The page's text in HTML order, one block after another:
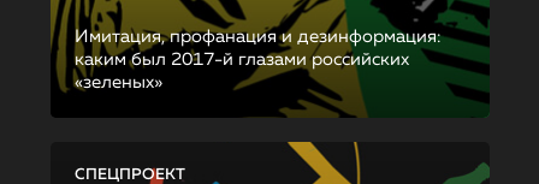
Имитация, профанация и дезинформация:
каким был 2017-й глазами российских
«зеленых»
СПЕЦПРОЕКТ